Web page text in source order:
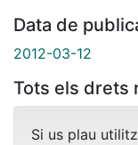
Data de
2012-03-12
Tots els drets
Si us plau